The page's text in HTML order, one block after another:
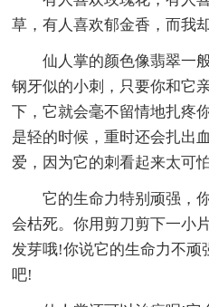
草，有人喜欢郁金香，而我
仙人掌的颜色像翡翠一
钢牙似的小刺，只要你和它
下，它就会毫不留情地扎疼
是轻的时候，重时还会扎出
爱，因为它的刺看起来太可怕
它的生命力特别顽强，
会枯死。你用剪刀剪下一小
发芽哦!你说它的生命力不顽
吧!